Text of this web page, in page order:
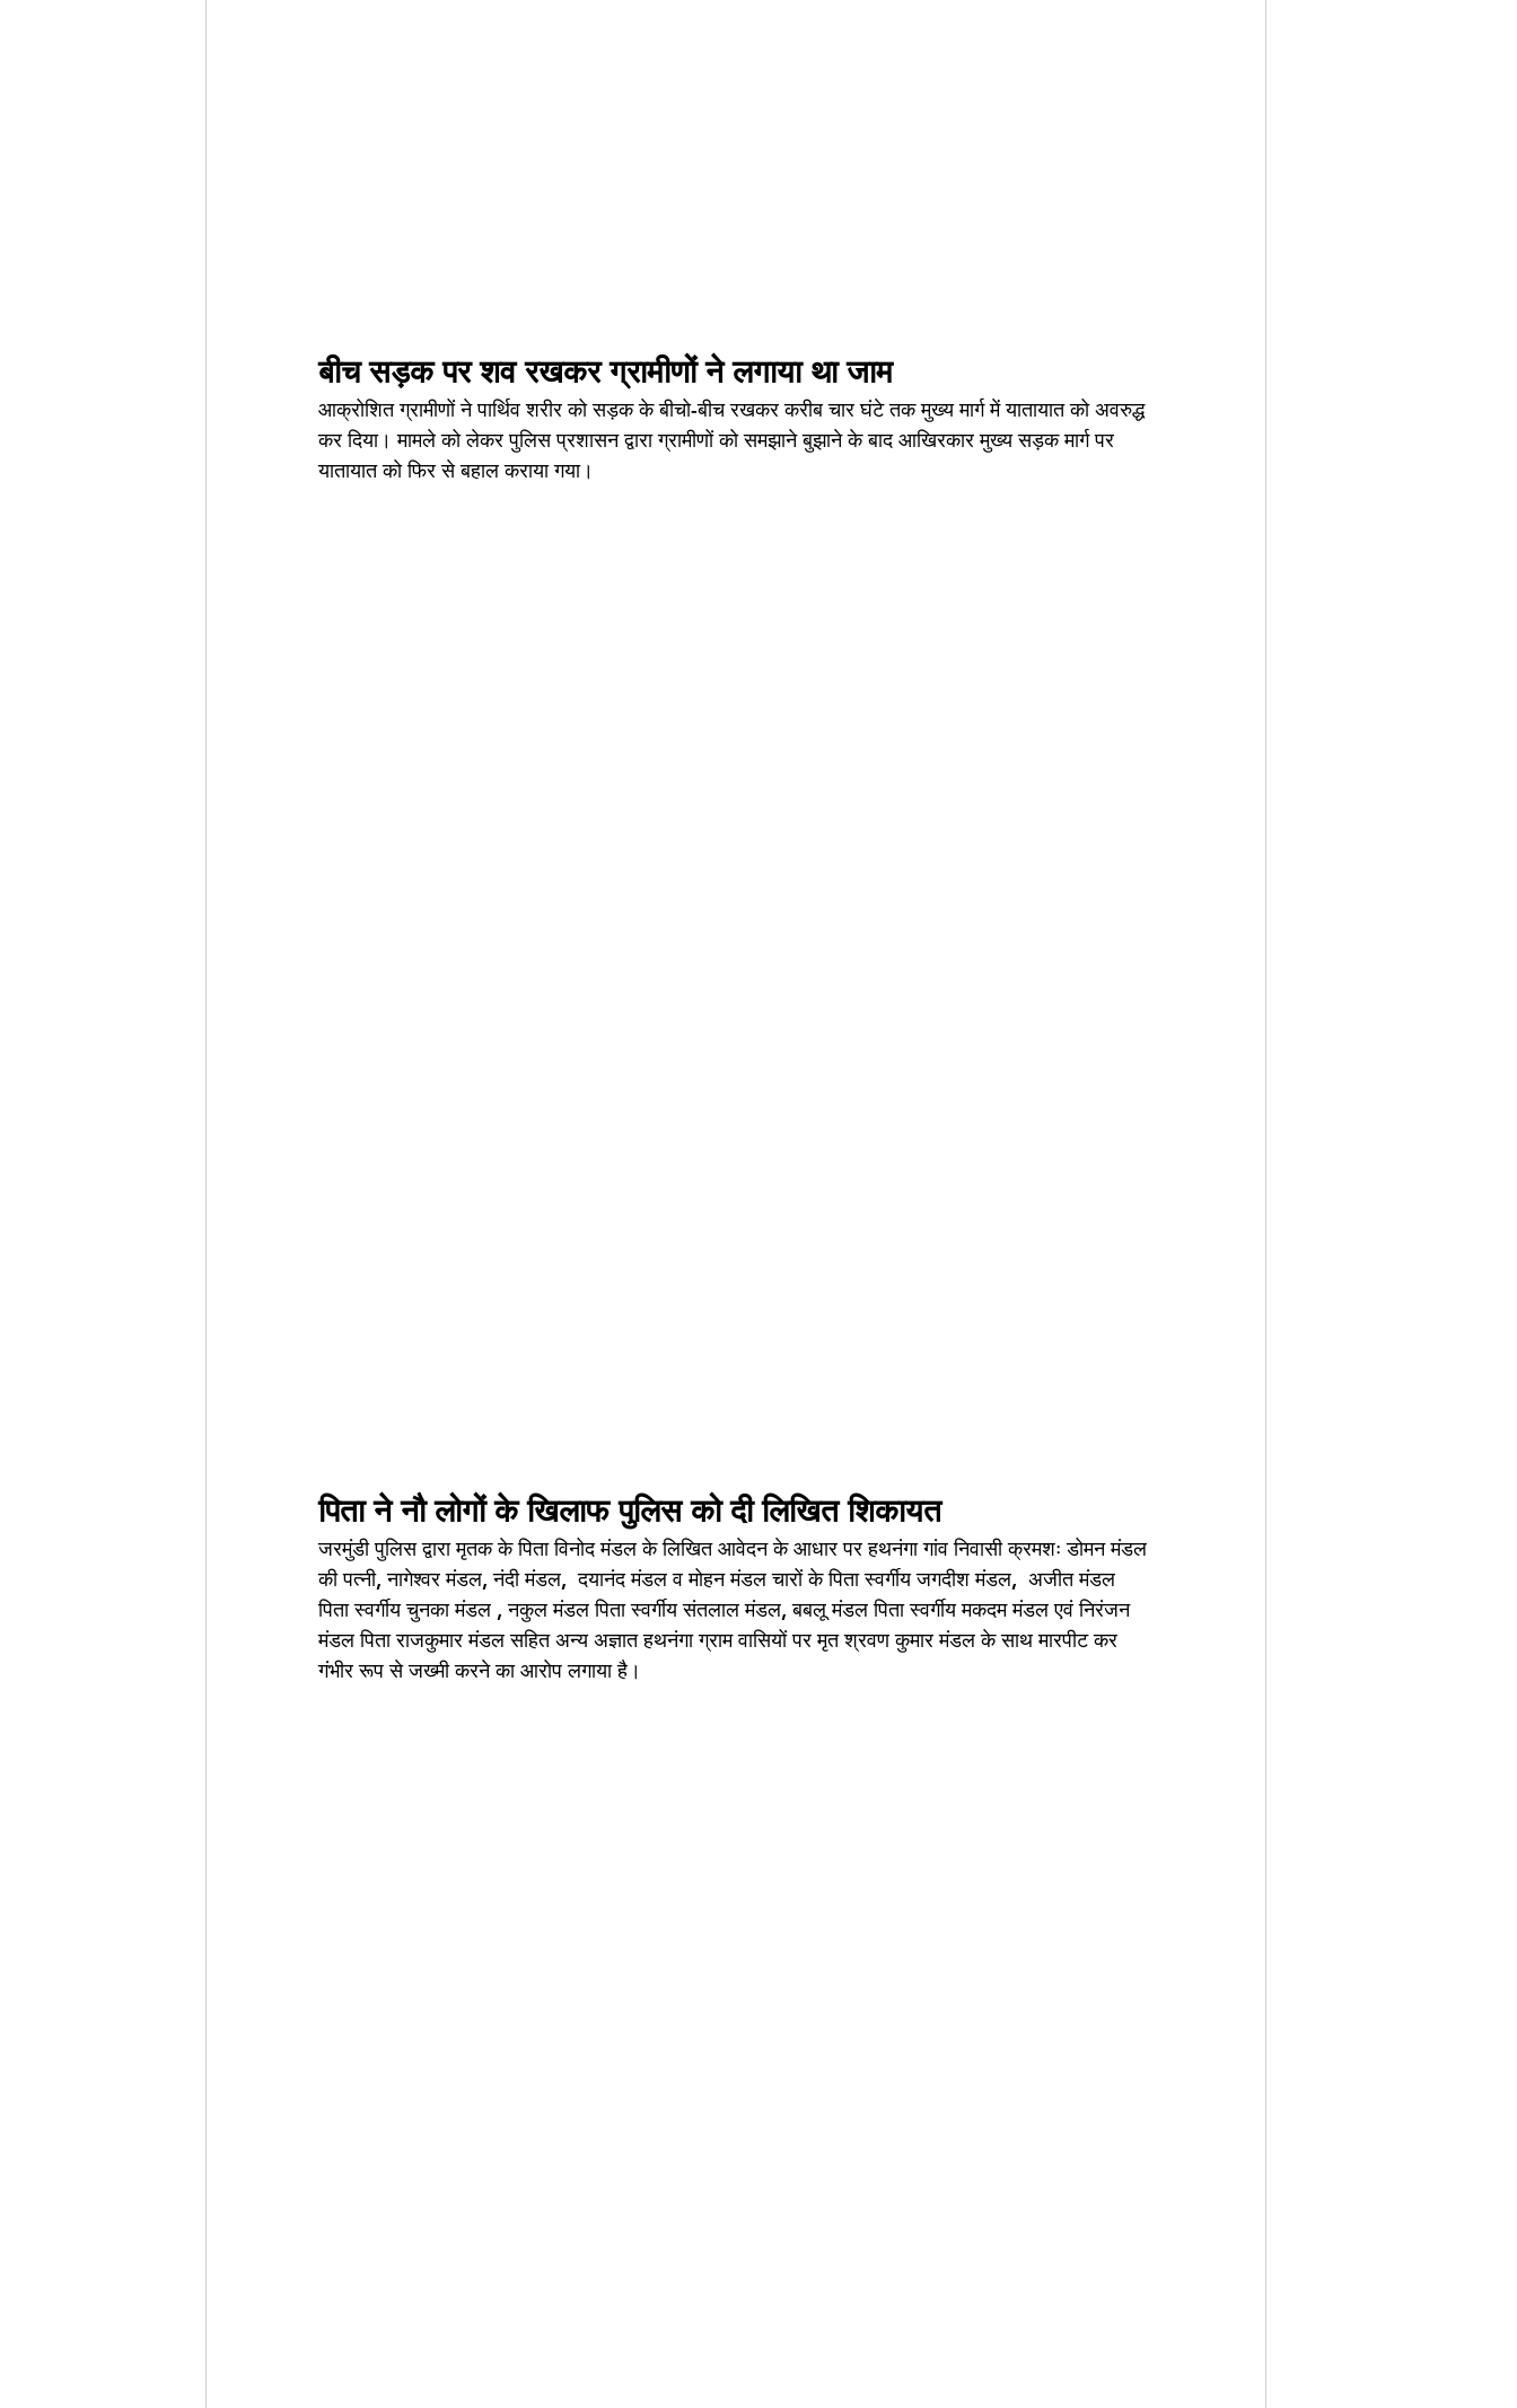
बीच सड़क पर शव रखकर ग्रामीणों ने लगाया था जाम
आक्रोशित ग्रामीणों ने पार्थिव शरीर को सड़क के बीचो-बीच रखकर करीब चार घंटे तक मुख्य मार्ग में यातायात को अवरुद्ध
कर दिया। मामले को लेकर पुलिस प्रशासन द्वारा ग्रामीणों को समझाने बुझाने के बाद आखिरकार मुख्य सड़क मार्ग पर
यातायात को फिर से बहाल कराया गया।
पिता ने नौ लोगों के खिलाफ पुलिस को दी लिखित शिकायत
जरमुंडी पुलिस द्वारा मृतक के पिता विनोद मंडल के लिखित आवेदन के आधार पर हथनंगा गांव निवासी क्रमशः डोमन मंडल
की पत्नी, नागेश्वर मंडल, नंदी मंडल,  दयानंद मंडल व मोहन मंडल चारों के पिता स्वर्गीय जगदीश मंडल,  अजीत मंडल
पिता स्वर्गीय चुनका मंडल , नकुल मंडल पिता स्वर्गीय संतलाल मंडल, बबलू मंडल पिता स्वर्गीय मकदम मंडल एवं निरंजन
मंडल पिता राजकुमार मंडल सहित अन्य अज्ञात हथनंगा ग्राम वासियों पर मृत श्रवण कुमार मंडल के साथ मारपीट कर
गंभीर रूप से जख्मी करने का आरोप लगाया है।